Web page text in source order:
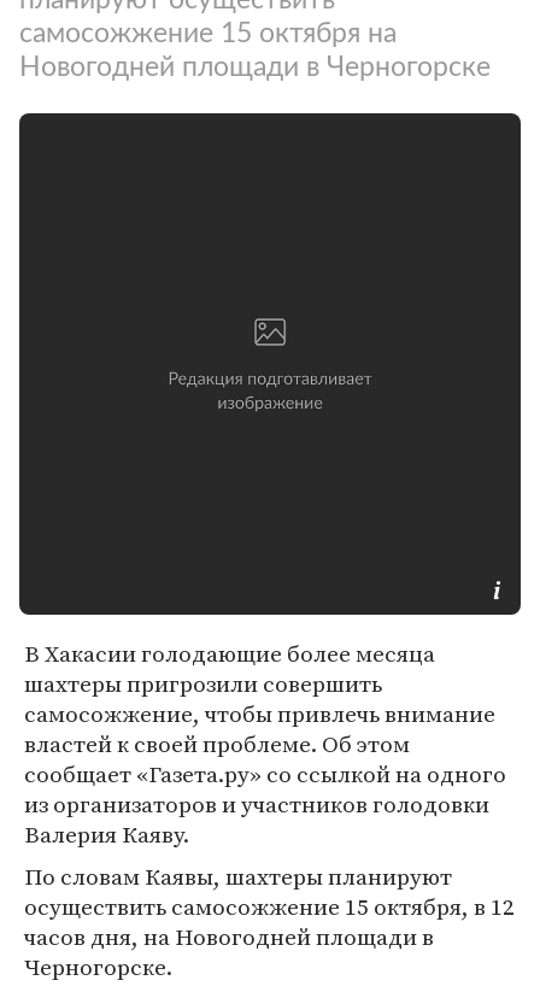
самосожжение 15 октября на
Новогодней площади в Черногорске
В Хакасии голодающие более месяца
шахтеры пригрозили совершить
самосожжение, чтобы привлечь внимание
властей к своей проблеме. Об этом
сообщает «Газета.ру» со ссылкой на одного
из организаторов и участников голодовки
Валерия Каяву.
По словам Каявы, шахтеры планируют
осуществить самосожжение 15 октября, в 12
часов дня, на Новогодней площади в
Черногорске.